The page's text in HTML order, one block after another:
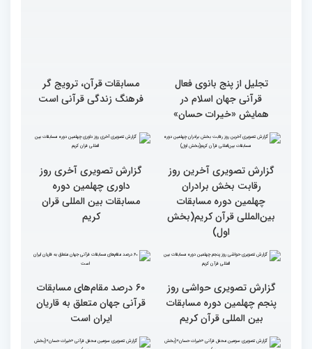
تجلیل از پنج بانوی فعال
قرآنی جهان اسلام در
همایش «خیرات حسان»
مسابقات قرآن، ترویج گر
فرهنگ زندگی قرآنی است
گزارش تصویری آخرین روز
رقابت بخش برادران
چهلمین دوره مسابقات
بین‌المللی قرآن کریم(بخش
اول)
گزارش تصویری آخری روز
مسابقات بین المللی قران
کریم